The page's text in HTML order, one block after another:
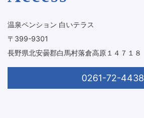
温泉ペンション 白いテラス
〒399-9301
長野県北安曇郡白馬村落倉高原１４７１８
0261-72-4438